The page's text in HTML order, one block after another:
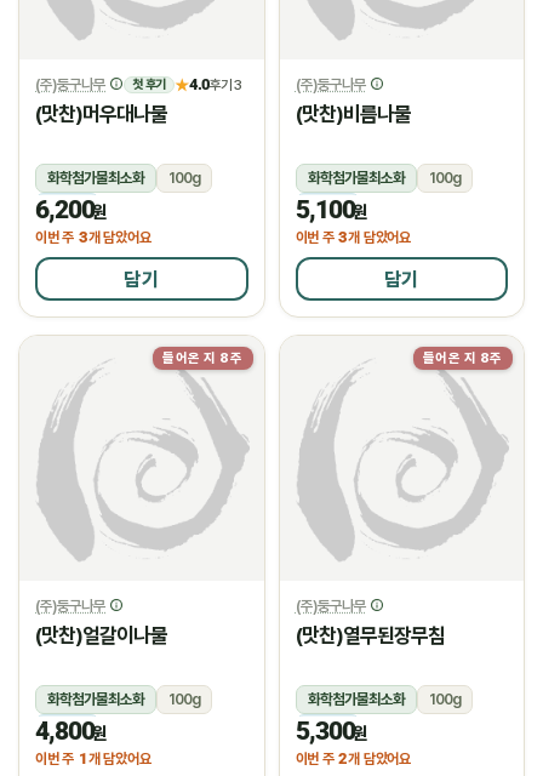
(주)둥구나무 첫 후기 ★4.0후기 3
(맛찬)머우대나물
화학첨가물최소화
100g
냉장
6,200원
이번 주 3개 담았어요
담기
(주)둥구나무
(맛찬)비름나물
화학첨가물최소화
100g
냉장
5,100원
이번 주 3개 담았어요
담기
들어온 지 8주
(주)둥구나무
(맛찬)얼갈이나물
화학첨가물최소화
100g
냉장
4,800원
이번 주 1개 담았어요
들어온 지 8주
(주)둥구나무
(맛찬)열무된장무침
화학첨가물최소화
100g
냉장
5,300원
이번 주 2개 담았어요